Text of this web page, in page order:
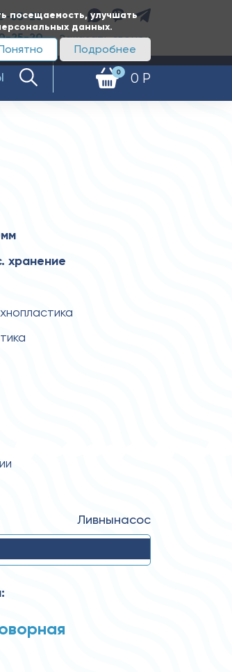
посещаемость, улучшать
данных.
Подробнее
65-20
25-20 Заказать звонок
0 0 Р
хранение
Ливнынасос